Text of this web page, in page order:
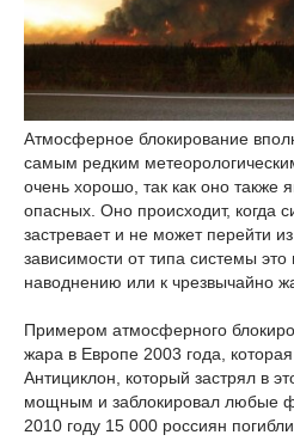
Атмосферное блокирование
самым редким
очень хорошо, так как оно также
опасных. Оно происходит, когда
застревает и не может перейти
зависимости от типа системы
наводнению или к чрезвычайно
Примером атмосферного
жара в Европе 2003 года,
Антициклон, который застрял в
мощным и заблокировал любые
2010 году 15 000 россиян